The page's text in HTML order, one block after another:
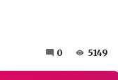
0 5149